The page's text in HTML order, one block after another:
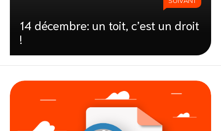
14 décembre: un toit, c’est un droit
!